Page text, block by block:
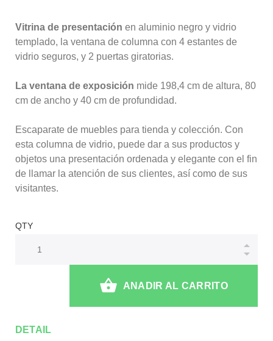
Vitrina de presentación en aluminio negro y vidrio
templado, la ventana de columna con 4 estantes de
vidrio seguros, y 2 puertas giratorias.
La ventana de exposición mide 198,4 cm de altura, 80
cm de ancho y 40 cm de profundidad.
Escaparate de muebles para tienda y colección. Con
esta columna de vidrio, puede dar a sus productos y
objetos una presentación ordenada y elegante con el fin
de llamar la atención de sus clientes, así como de sus
visitantes.
QTY
ANADIR AL CARRITO
DETAIL